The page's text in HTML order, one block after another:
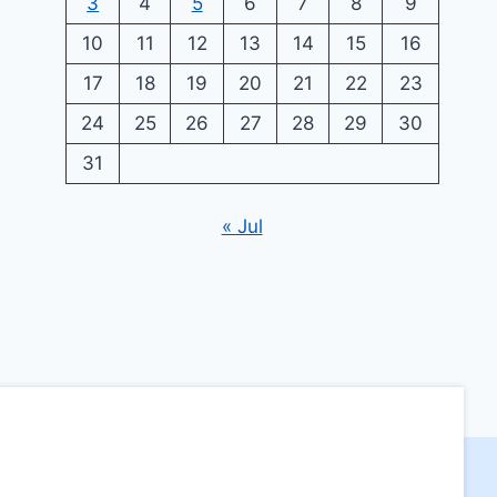
10
11 12 13 14 15
16
17
18 19 20 21 22
23
24
25 26 27 28 29
30
31
« Jul